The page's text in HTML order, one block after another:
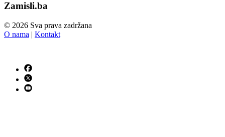
Zamisli.ba
© 2026 Sva prava zadržana
O nama | Kontakt